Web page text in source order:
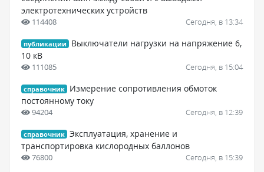
электротехнических устройств
114408 Сегодня, в 13:34
публикации
Выключатели нагрузки на напряжение 6,
10 кВ
111085 Сегодня, в 15:04
справочник
Измерение сопротивления обмоток
постоянному току
94204 Сегодня, в 12:39
справочник Эксплуатация, хранение и
транспортировка кислородных баллонов
76800 Сегодня, в 15:39